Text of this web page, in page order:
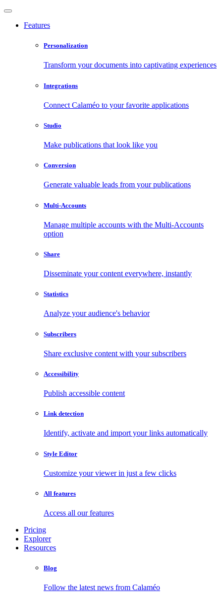
Features
Personalization
Transform your documents into captivating experiences
Integrations
Connect Calaméo to your favorite applications
Studio
Make publications that look like you
Conversion
Generate valuable leads from your publications
Multi-Accounts
Manage multiple accounts with the Multi-Accounts
option
Share
Disseminate your content everywhere, instantly
Statistics
Analyze your audience's behavior
Subscribers
Share exclusive content with your subscribers
Accessibility
Publish accessible content
Link detection
Identify, activate and import your links automatically
Style Editor
Customize your viewer in just a few clicks
All features
Access all our features
Pricing
Explorer
Resources
Blog
Follow the latest news from Calaméo